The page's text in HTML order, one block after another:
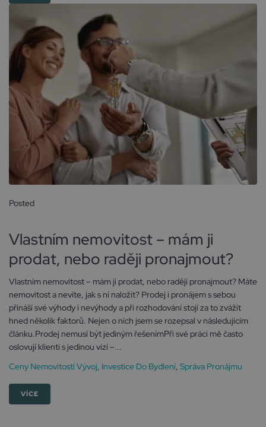
Posted
Vlastním nemovitost – mám ji
prodat, nebo raději pronajmout?
Vlastním nemovitost – mám ji prodat, nebo raději pronajmout? Máte
nemovitost a nevíte, jak s ní naložit? Prodej i pronájem s sebou
přináší své výhody i nevýhody a při rozhodování stojí za to zvážit
hned několik faktorů. Nejen o nich jsem se rozepsal v následujícím
článku.Prodej nemusí být jediným řešenímPři své práci mě často
oslovují klienti s jedinou vizí –...
Ceny Nemovitostí Vývoj, Investice Do Bydlení, Správa Pronájmu
VÍCE